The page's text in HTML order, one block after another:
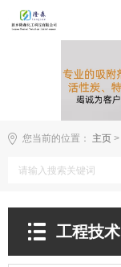
您当前的位置： 主页 >
工程技术